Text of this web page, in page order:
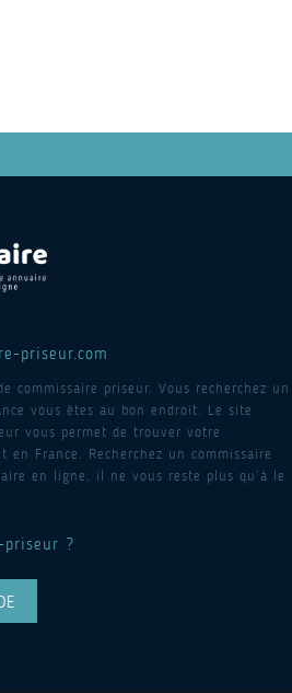
priseur.com
commissaire priseur. Vous recherchez un
vous êtes au bon endroit. Le site
vous permet de trouver votre
en France. Recherchez un commissaire
en ligne, il ne vous reste plus qu’à le
priseur ?